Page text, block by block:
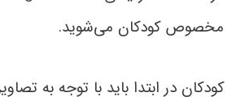
مخصوص کودکان می‌شوید.
کودکان در ابتدا باید با توجه به